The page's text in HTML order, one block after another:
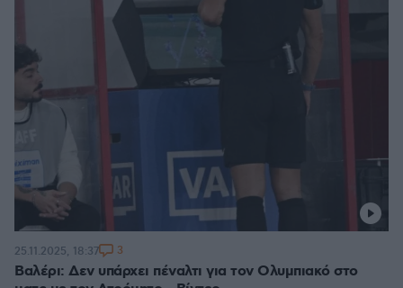
Βαλέρι: Δεν υπάρχει πέναλτι για τον Ολυμπιακό στο
25.11.2025, 18:37 3